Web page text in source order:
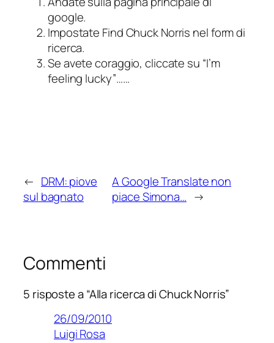
google.
Impostate Find Chuck Norris nel form di
ricerca.
Se avete coraggio, cliccate su “I’m
feeling lucky”……
← DRM: piove
sul bagnato
A Google Translate non
piace Simona… →
Commenti
5 risposte a “Alla ricerca di Chuck Norris”
26/09/2010
Luigi Rosa